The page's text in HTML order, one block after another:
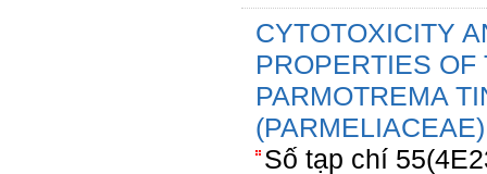
CYTOTOXICITY
PROPERTIES OF
PARMOTREMA
(PARMELIACEAE)
Số tạp chí